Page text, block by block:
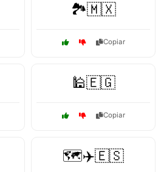
🏞️🇲🇽
Copiar
🕌🇪🇬
Copiar
🗺️✈️🇪🇸